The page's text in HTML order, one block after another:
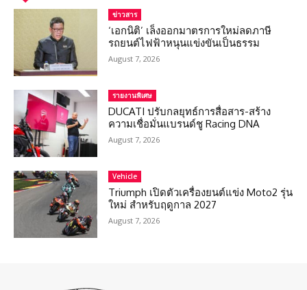
ข่าวสาร
‘เอกนิติ’ เล็งออกมาตรการใหม่ลดภาษี
รถยนต์ไฟฟ้าหนุนแข่งขันเป็นธรรม
August 7, 2026
รายงานพิเศษ
DUCATI ปรับกลยุทธ์การสื่อสาร-สร้าง
ความเชื่อมั่นแบรนด์ชู Racing DNA
August 7, 2026
Vehicle
Triumph เปิดตัวเครื่องยนต์แข่ง Moto2 รุ่น
ใหม่ สำหรับฤดูกาล 2027
August 7, 2026